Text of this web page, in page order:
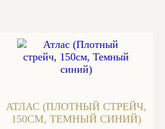
АТЛАС (ПЛОТНЫЙ СТРЕЙЧ,
150СМ, ТЕМНЫЙ СИНИЙ)